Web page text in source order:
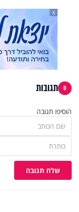
X
0 תגובות
הוסיפו תגובה
שלח תגובה